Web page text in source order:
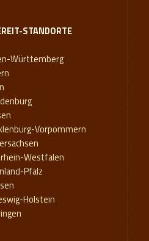
STANDORTE
Württemberg
Vorpommern
Westfalen
Pfalz
Holstein